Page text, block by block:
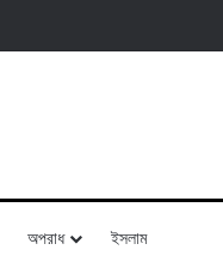
অপরাধ ইসলাম